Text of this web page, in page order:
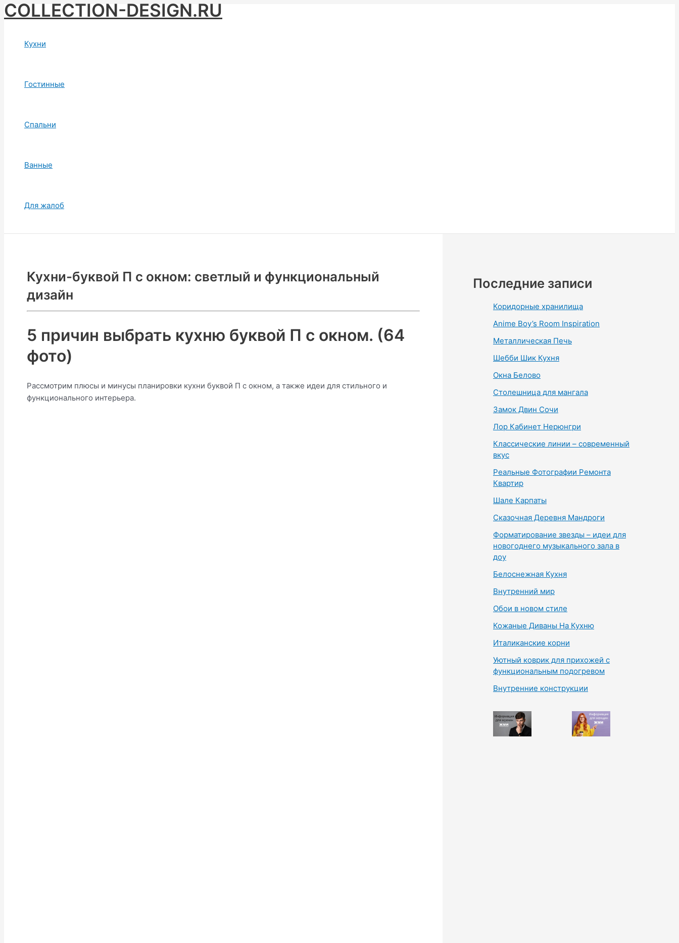
Skip
to
COLLECTION-DESIGN.RU
Кухни
Гостинные
Спальни
Ванные
Для жалоб
Кухни-буквой П с окном: светлый и функциональный
дизайн
5 причин выбрать кухню буквой П с окном. (64
фото)
Рассмотрим плюсы и минусы планировки кухни буквой П с окном, а также идеи для стильного и
функционального интерьера.
Последние записи
Коридорные хранилища
Anime Boy’s Room Inspiration
Металлическая Печь
Шебби Шик Кухня
Окна Белово
Столешница для мангала
Замок Двин Сочи
Лор Кабинет Нерюнгри
Классические линии – современный
вкус
Реальные Фотографии Ремонта
Квартир
Шале Карпаты
Сказочная Деревня Мандроги
Форматирование звезды – идеи для
новогоднего музыкального зала в
доу
Белоснежная Кухня
Внутренний мир
Обои в новом стиле
Кожаные Диваны На Кухню
Италиканские корни
Уютный коврик для прихожей с
функциональным подогревом
Внутренние конструкции